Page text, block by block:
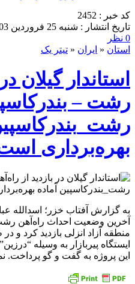
کد خبر : 2452
تاریخ انتشار : شنبه 25 فروردین 1403 - 23:50
0 نظر
استان « ایران « تیتر یک
استاندار گیلان
رشت –
بهره‌برداری
به گزارش آفتاب خزر؛ اسدالله
آخرین وضعیت احداث راه‌آهن
منطقه آزاد انزلی بازدید کرد و
ایستگاه پیربازار به وسیله
این پروژه به گفت و گو پرداخت.